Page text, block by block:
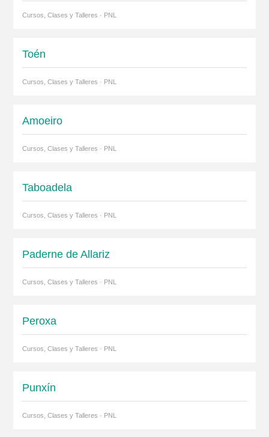
Cursos, Clases y Talleres · PNL
Toén
Cursos, Clases y Talleres · PNL
Amoeiro
Cursos, Clases y Talleres · PNL
Taboadela
Cursos, Clases y Talleres · PNL
Paderne de Allariz
Cursos, Clases y Talleres · PNL
Peroxa
Cursos, Clases y Talleres · PNL
Punxín
Cursos, Clases y Talleres · PNL